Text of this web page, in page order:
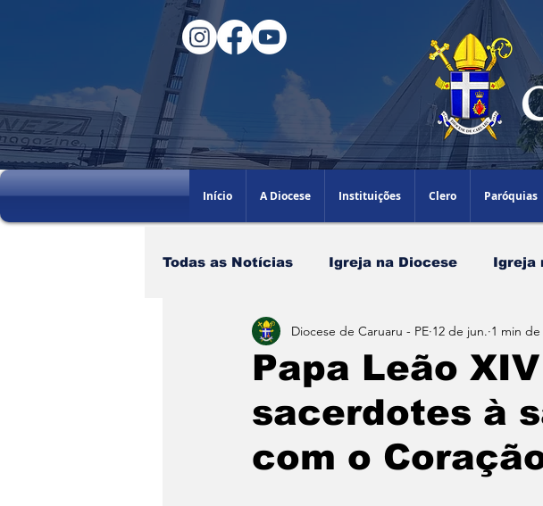
Início A Diocese Instituições Clero Paróquias
Todas as Notícias Igreja na Diocese Igreja
Santo do dia 60AGB Papa Leão XIV
Papa Leão
sacerdotes à
com o
Diocese de Caruaru - PE 12 de jun. 1 min